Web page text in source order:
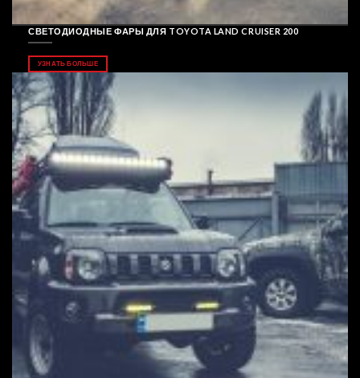
СВЕТОДИОДНЫЕ ФАРЫ ДЛЯ TOYOTA LAND CRUISER 200
УЗНАТЬ БОЛЬШЕ